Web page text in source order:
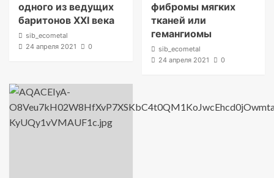
одного из ведущих
баритонов XXI века
sib_ecometal
24 апреля 2021
0
фибромы мягких
тканей или
гемангиомы
sib_ecometal
24 апреля 2021
0